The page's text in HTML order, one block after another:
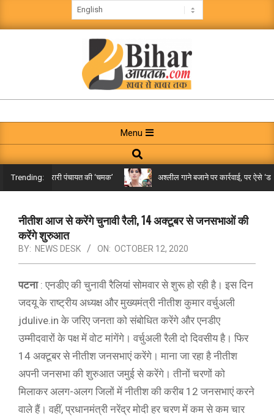
to
BIHAR
AAPTAK
Navigation
Menu
Menu
Search
Trending:
तक पहुंची गरारी पंचायत की ‘चमक’ अश्लील गाने बजाने पर कार्रवाई, पर ऐसे ‘डबल
नीतीश आज से करेंगे चुनावी रैली, 14 अक्टूबर से जनसभाओं की
करेंगे शुरुआत
BY: NEWS DESK ON: OCTOBER 12, 2020
पटना: एनडीए की चुनावी रैलियां सोमवार से शुरू हो रही है। इस दिन
जदयू के राष्ट्रीय अध्यक्ष और मुख्यमंत्री नीतीश कुमार वर्चुअली
jdulive.in के जरिए जनता को संबोधित करेंगे और एनडीए
उम्मीदवारों के पक्ष में वोट मांगेंगे। वर्चुअली रैली दो दिवसीय है। फिर
14 अक्टूबर से नीतीश जनसभाएं करेंगे। माना जा रहा है नीतीश
अपनी जनसभा की शुरुआत जमुई से करेंगे। तीनों चरणों को
मिलाकर अलग-अलग जिलों में नीतीश की करीब 12 जनसभाएं करने
वाले हैं। वहीं, प्रधानमंत्री नरेंद्र मोदी हर चरण में कम से कम चार